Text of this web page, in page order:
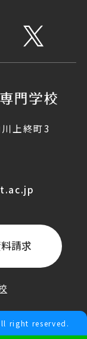
上終町3
請求
right reserved.